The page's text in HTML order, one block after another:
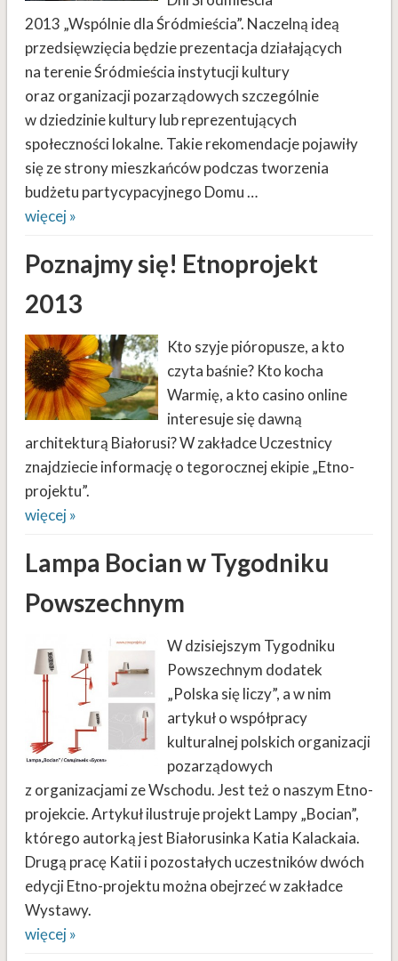
2013 „Wspólnie dla Śródmieścia”. Naczelną ideą
przedsięwzięcia będzie prezentacja działających
na terenie Śródmieścia instytucji kultury
oraz organizacji pozarządowych szczególnie
w dziedzinie kultury lub reprezentujących
społeczności lokalne. Takie rekomendacje pojawiły
się ze strony mieszkańców podczas tworzenia
budżetu partycypacyjnego Domu …
więcej »
Poznajmy się! Etnoprojekt
2013
Kto szyje pióropusze, a kto
czyta baśnie? Kto kocha
Warmię, a kto casino online
interesuje się dawną
architekturą Białorusi? W zakładce Uczestnicy
znajdziecie informację o tegorocznej ekipie „Etno-
projektu”.
więcej »
Lampa Bocian w Tygodniku
Powszechnym
W dzisiejszym Tygodniku
Powszechnym dodatek
„Polska się liczy”, a w nim
artykuł o współpracy
kulturalnej polskich organizacji
pozarządowych
z organizacjami ze Wschodu. Jest też o naszym Etno-
projekcie. Artykuł ilustruje projekt Lampy „Bocian”,
którego autorką jest Białorusinka Katia Kalackaia.
Drugą pracę Katii i pozostałych uczestników dwóch
edycji Etno-projektu można obejrzeć w zakładce
Wystawy.
więcej »